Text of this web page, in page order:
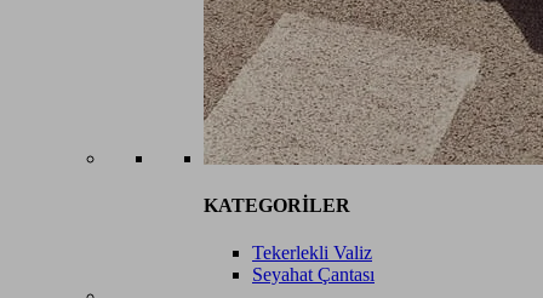
KATEGORİLER
Tekerlekli Valiz
Seyahat Çantası